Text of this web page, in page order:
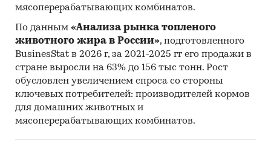
мясоперерабатывающих комбинатов.
По данным «Анализа рынка топленого
животного жира в России», подготовленного
BusinesStat в 2026 г, за 2021-2025 гг его продажи в
стране выросли на 63% до 156 тыс тонн. Рост
обусловлен увеличением спроса со стороны
ключевых потребителей: производителей кормов
для домашних животных и
мясоперерабатывающих комбинатов.